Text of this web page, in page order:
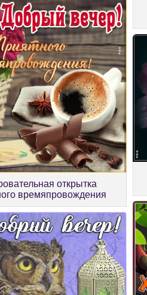
открытка
времяпровождения